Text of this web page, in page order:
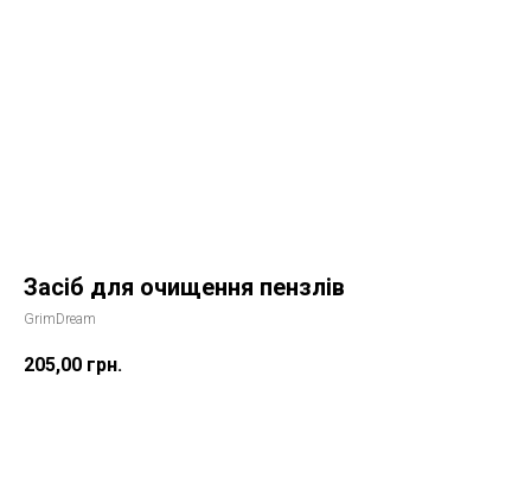
Засіб для очищення пензлів
GrimDream
205,00 грн.